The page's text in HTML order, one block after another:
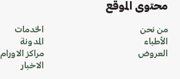
محتوى الموقع
من نحن
الأطباء
العروض
الخدمات
المدونة
مراكز الاورام
الاخبار